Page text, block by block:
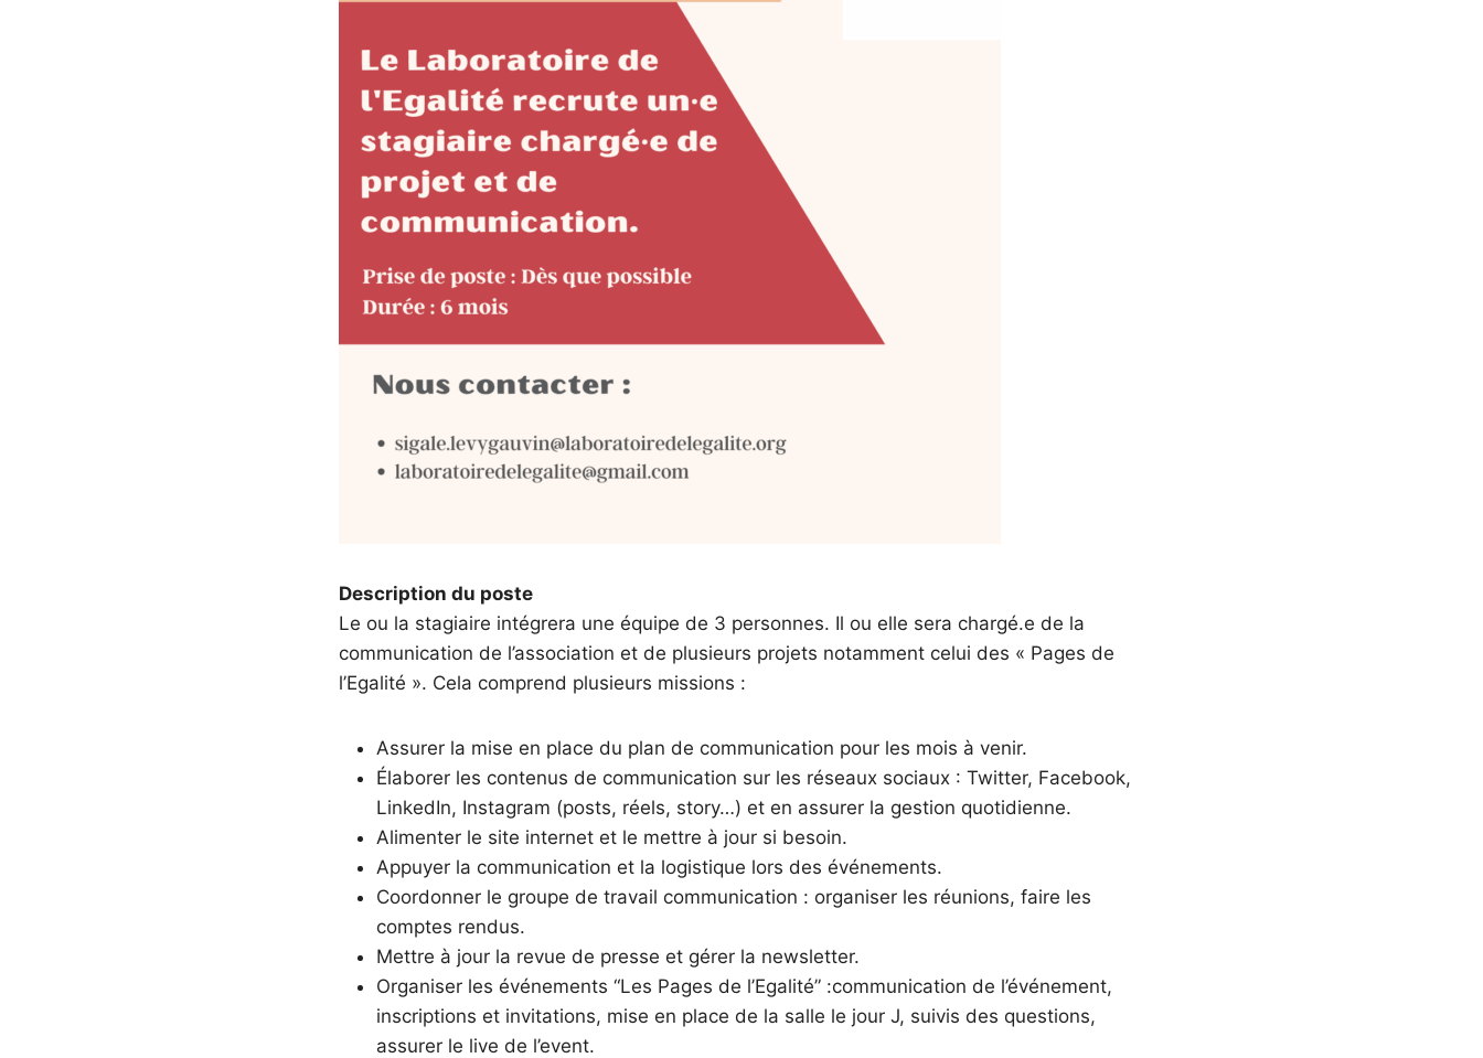
Description du poste
Le ou la stagiaire intégrera une équipe de 3 personnes. Il ou elle sera chargé.e de la
communication de l’association et de plusieurs projets notamment celui des « Pages de
l’Egalité ». Cela comprend plusieurs missions :
Assurer la mise en place du plan de communication pour les mois à venir.
Élaborer les contenus de communication sur les réseaux sociaux : Twitter, Facebook,
LinkedIn, Instagram (posts, réels, story…) et en assurer la gestion quotidienne.
Alimenter le site internet et le mettre à jour si besoin.
Appuyer la communication et la logistique lors des événements.
Coordonner le groupe de travail communication : organiser les réunions, faire les
comptes rendus.
Mettre à jour la revue de presse et gérer la newsletter.
Organiser les événements “Les Pages de l’Egalité” :communication de l’événement,
inscriptions et invitations, mise en place de la salle le jour J, suivis des questions,
assurer le live de l’event.